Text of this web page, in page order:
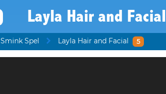
Layla Hair and Facial
Smink Spel Layla Hair and Facial 5